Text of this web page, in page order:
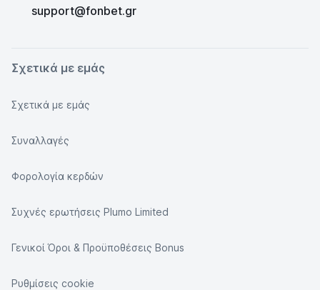
support@fonbet.gr
Σχετικά με εμάς
Σχετικά με εμάς
Συναλλαγές
Φορολογία κερδών
Συχνές ερωτήσεις Plumo Limited
Γενικοί Όροι & Προϋποθέσεις Bonus
Ρυθμίσεις cookie